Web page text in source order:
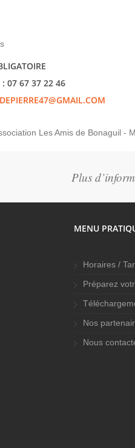
: 07 67 37 22 46
Les Amis de Bonaguil -
Plus
MENU
Horaires /
Préparez
Nos
Nous